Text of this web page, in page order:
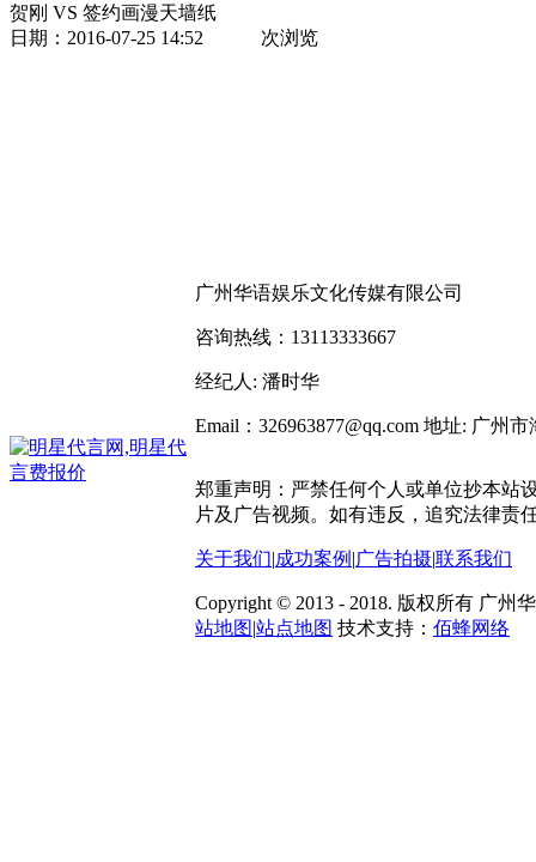
贺刚 VS 签约画漫天墙纸
日期：2016-07-25 14:52 次浏览
广州华语娱乐文化传媒有限公司
咨询热线：13113333667
经纪人: 潘时华
Email：326963877@qq.com 地址: 广州市
郑重声明：严禁任何个人或单位抄本站
片及广告视频。如有违反，追究法律责
关于我们|成功案例 |广告拍摄|联系我们
Copyright © 2013 - 2018. 版权所有 广州
站地图|站点地图 技术支持： 佰蜂网络